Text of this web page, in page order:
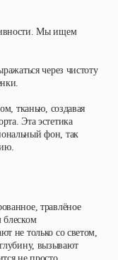
Мы ищем
через чистоту
тканью, создавая
Эта эстетика
фон, так
травлёное
блеском
не только со светом,
вызывают